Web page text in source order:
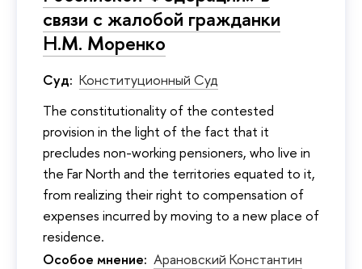
связи с жалобой гражданки
Н.М. Моренко
Суд: Конституционный Суд
The constitutionality of the contested
provision in the light of the fact that it
precludes non-working pensioners, who live in
the Far North and the territories equated to it,
from realizing their right to compensation of
expenses incurred by moving to a new place of
residence.
Особое мнение: Арановский Константин